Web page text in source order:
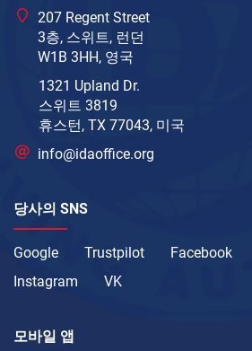
207 Regent Street
3층, 스위트, 런던
W1B 3HH, 영국
1321 Upland Dr.
스위트 3819
휴스턴, TX 77043, 미국
info@idaoffice.org
당사의 SNS
Google Trustpilot Facebook
Instagram
VK
모바일 앱